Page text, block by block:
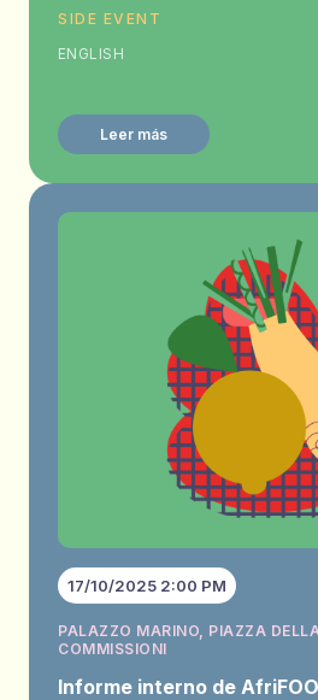
SIDE EVENT
ENGLISH
Leer más
17/10/2025 2:00 PM
PALAZZO MARINO, PIAZZA
COMMISSIONI
Informe interno de